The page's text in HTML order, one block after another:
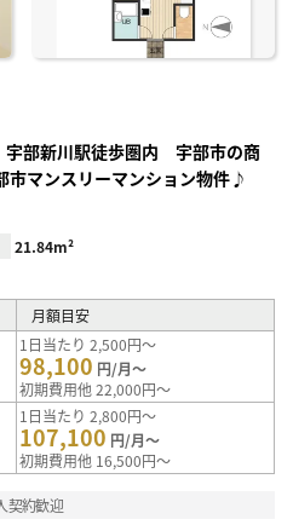
宇部新川駅徒歩圏内 宇部市の商
マンスリーマンション物件♪
21.84m²
月額目安
1日当たり 2,500円～
98,100 円/月～
初期費用他 22,000円～
1日当たり 2,800円～
107,100 円/月～
初期費用他 16,500円～
契約歓迎